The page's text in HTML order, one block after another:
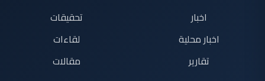
اخبار
اخبار محلية
تقارير
تحقيقات
لقاءات
مقالات